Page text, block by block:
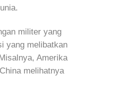
militer yang
yang melibatkan
Amerika
melihatnya